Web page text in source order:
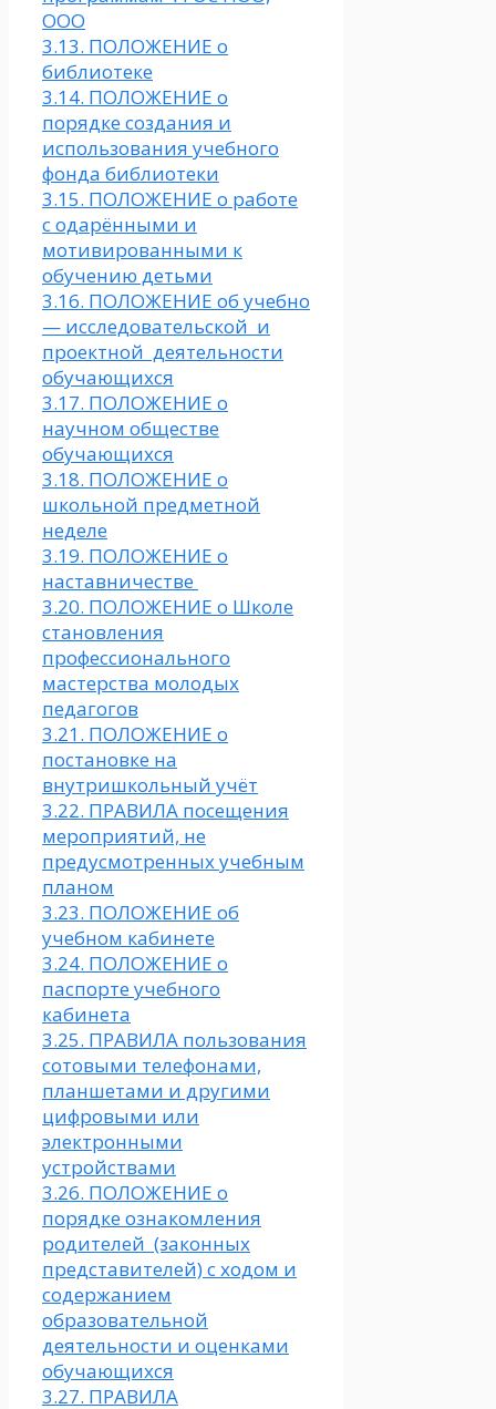
ООО
3.13. ПОЛОЖЕНИЕ о
библиотеке
3.14. ПОЛОЖЕНИЕ о
порядке создания и
использования учебного
фонда библиотеки
3.15. ПОЛОЖЕНИЕ о работе
с одарёнными и
мотивированными к
обучению детьми
3.16. ПОЛОЖЕНИЕ об учебно
— исследовательской и
проектной деятельности
обучающихся
3.17. ПОЛОЖЕНИЕ о
научном обществе
обучающихся
3.18. ПОЛОЖЕНИЕ о
школьной предметной
неделе
3.19. ПОЛОЖЕНИЕ о
наставничестве
3.20. ПОЛОЖЕНИЕ о Школе
становления
профессионального
мастерства молодых
педагогов
3.21. ПОЛОЖЕНИЕ о
постановке на
внутришкольный учёт
3.22. ПРАВИЛА посещения
мероприятий, не
предусмотренных учебным
планом
3.23. ПОЛОЖЕНИЕ об
учебном кабинете
3.24. ПОЛОЖЕНИЕ о
паспорте учебного
кабинета
3.25. ПРАВИЛА пользования
сотовыми телефонами,
планшетами и другими
цифровыми или
электронными
устройствами
3.26. ПОЛОЖЕНИЕ о
порядке ознакомления
родителей (законных
представителей) с ходом и
содержанием
образовательной
деятельности и оценками
обучающихся
3.27. ПРАВИЛА